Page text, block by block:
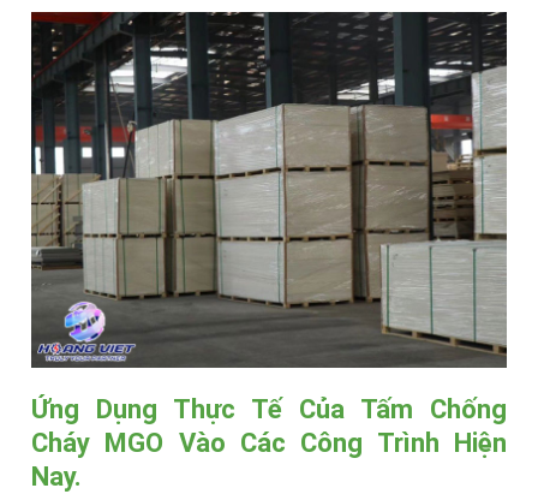
Ứng Dụng Thực Tế Của Tấm Chống
Cháy MGO Vào Các Công Trình Hiện
Nay.